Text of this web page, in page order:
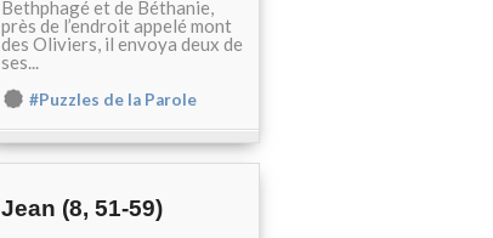
Bethphagé et de Béthanie,
près de l’endroit appelé mont
des Oliviers, il envoya deux de
ses...
#Puzzles de la Parole
Jean (8, 51-59)